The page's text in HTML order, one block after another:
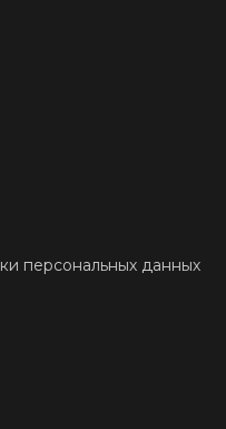
персональных данных